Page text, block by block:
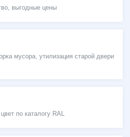
выгодные цены
мусора, утилизация старой двери
по каталогу RAL